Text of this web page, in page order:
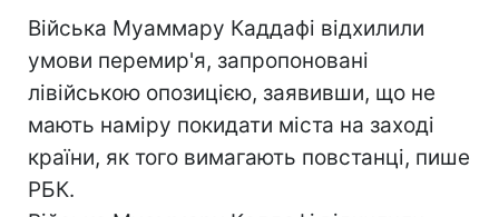
Війська Муаммару Каддафі відхилили
умови перемир'я, запропоновані
лівійською опозицією, заявивши, що не
мають наміру покидати міста на заході
країни, як того вимагають повстанці, пише
РБК.